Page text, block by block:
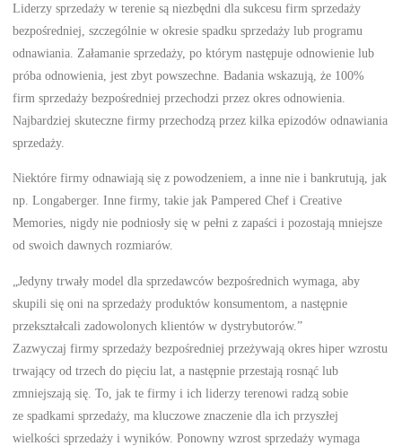
Liderzy sprzedaży w terenie są niezbędni dla sukcesu firm sprzedaży
bezpośredniej, szczególnie w okresie spadku sprzedaży lub programu
odnawiania. Załamanie sprzedaży, po którym następuje odnowienie lub
próba odnowienia, jest zbyt powszechne. Badania wskazują, że 100%
firm sprzedaży bezpośredniej przechodzi przez okres odnowienia.
Najbardziej skuteczne firmy przechodzą przez kilka epizodów odnawiania
sprzedaży.
Niektóre firmy odnawiają się z powodzeniem, a inne nie i bankrutują, jak
np. Longaberger. Inne firmy, takie jak Pampered Chef i Creative
Memories, nigdy nie podniosły się w pełni z zapaści i pozostają mniejsze
od swoich dawnych rozmiarów.
„Jedyny trwały model dla sprzedawców bezpośrednich wymaga, aby
skupili się oni na sprzedaży produktów konsumentom, a następnie
przekształcali zadowolonych klientów w dystrybutorów.”
Zazwyczaj firmy sprzedaży bezpośredniej przeżywają okres hiper wzrostu
trwający od trzech do pięciu lat, a następnie przestają rosnąć lub
zmniejszają się. To, jak te firmy i ich liderzy terenowi radzą sobie
ze spadkami sprzedaży, ma kluczowe znaczenie dla ich przyszłej
wielkości sprzedaży i wyników. Ponowny wzrost sprzedaży wymaga